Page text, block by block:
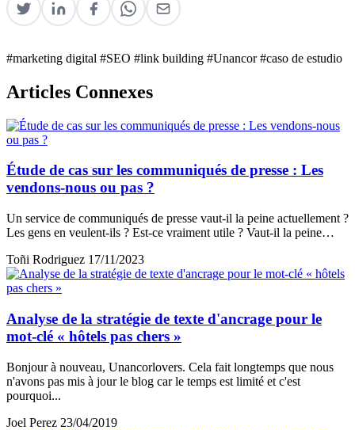
#marketing digital #SEO #link building #Unancor#caso de estudio
Articles Connexes
Étude de cas sur les communiqués de presse : Les
vendons-nous ou pas ?
Un service de communiqués de presse vaut-il la peine actuellement ?
Les gens en veulent-ils ? Est-ce vraiment utile ? Vaut-il la peine…
Toñi Rodriguez 17/11/2023
Analyse de la stratégie de texte d'ancrage pour le
mot-clé « hôtels pas chers »
Bonjour à nouveau, Unancorlovers. Cela fait longtemps que nous
n'avons pas mis à jour le blog car le temps est limité et c'est
pourquoi...
Joel Perez 23/04/2019